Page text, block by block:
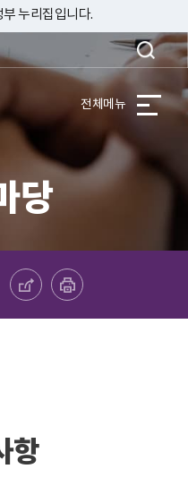
누리집입니다.
전체메뉴
당
공유하기 프린트하기
항